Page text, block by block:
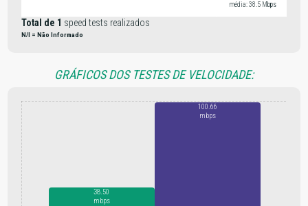
média: 38.5 Mbps
Total de 1 speed tests realizados
N/I = Não Informado
GRÁFICOS DOS TESTES DE VELOCIDADE:
38.50
mbps
100.66
mbps